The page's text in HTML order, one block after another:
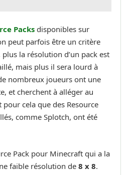
Packs disponibles sur
peut parfois être un critère
la résolution d’un pack est
mais plus il sera lourd à
nombreux joueurs ont une
et cherchent à alléger au
pour cela que des Resource
comme Splotch, ont été
Pack pour Minecraft qui a la
faible résolution de 8 x 8.